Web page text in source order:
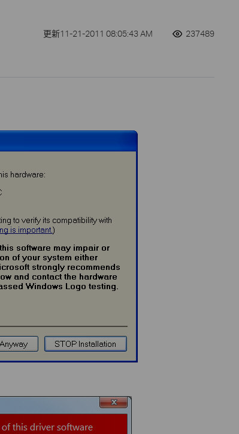
更新11-21-2011 08:05:43 AM 237489